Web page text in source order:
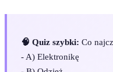
🧠 Quiz szybki: Co
- A) Elektronikę